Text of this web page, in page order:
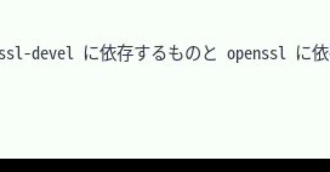
devel に依存するものと openssl に依